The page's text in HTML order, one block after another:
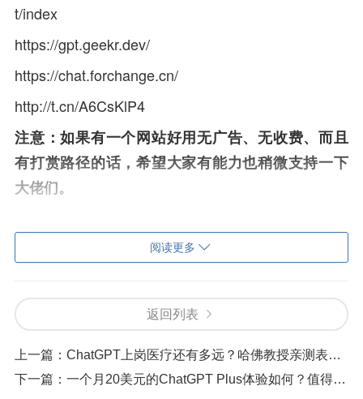
t/index
https://gpt.geekr.dev/
https://chat.forchange.cn/
http://t.cn/A6CsKlP4
注意：如果有一个网站好用无广告、无收费、而且
有打赏路径的话，希望大家有能力也稍微支持一下
大佬们。
写文字文案等重度工作者应该已经离不开ChatG
PT了吧，程序员群体估摸着很多也是重度使用
者，以ChatGPT为首的相关技术现在已经被誉
为当代的蒸汽机发明，未来会逐步的进入到我们
的日常生活中，当然它还有更多好用的功能！！
阅读更多
返回列表
上一篇： ChatGPT上岗医疗还有多远？哈佛教授亲测表现接近医生，云知声被曝打造行业版
下一篇： 一个月20美元的ChatGPT Plus体验如何？值得购买吗？